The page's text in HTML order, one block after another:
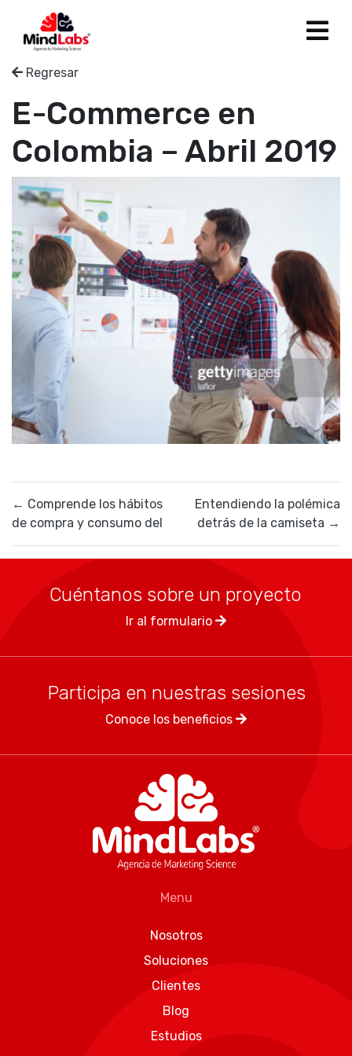
+57 3046704425
6023802904
contacto@mindlabs.co
Soluciones
Clientes
Estudios
Panelistas
Contáctanos
Regresar
E-Commerce en
Colombia – Abril 2019
← Comprende los hábitos
de compra y consumo del
Entendiendo la polémica
detrás de la camiseta →
Cuéntanos sobre un proyecto
Ir al formulario
Participa en nuestras sesiones
Conoce los beneficios
Menu
Nosotros
Soluciones
Clientes
Blog
Estudios